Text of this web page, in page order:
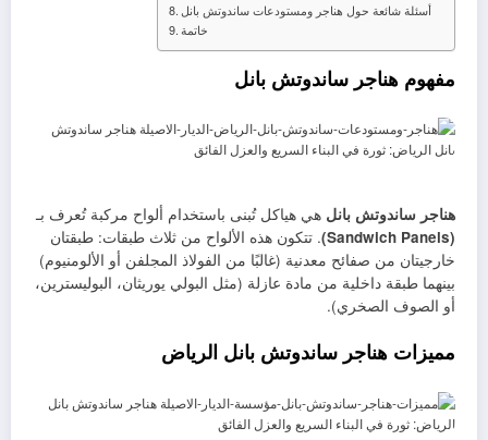
أسئلة شائعة حول هناجر ومستودعات ساندوتش بانل
خاتمة
مفهوم هناجر ساندوتش بانل
هناجر ساندوتش بانل هي هياكل تُبنى باستخدام ألواح مركبة تُعرف بـ
(Sandwich Panels)
. تتكون هذه الألواح من ثلاث طبقات: طبقتان
خارجيتان من صفائح معدنية (غالبًا من الفولاذ المجلفن أو الألومنيوم)
بينهما طبقة داخلية من مادة عازلة (مثل البولي يوريثان، البوليسترين،
أو الصوف الصخري).
مميزات هناجر ساندوتش بانل الرياض